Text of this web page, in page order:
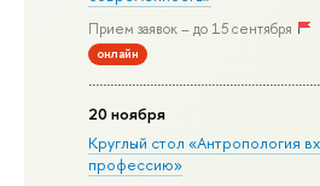
Прием заявок – до 15 сентября
онлайн
20 ноября
Круглый стол «Антропология
профессию»